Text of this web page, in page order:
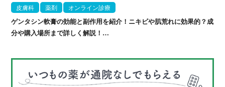
皮膚科 薬剤 オンライン診療
ゲンタシン軟膏の効能と副作用を紹介！ニキビや肌荒れに効果的？成
分や購入場所まで詳しく解説！…